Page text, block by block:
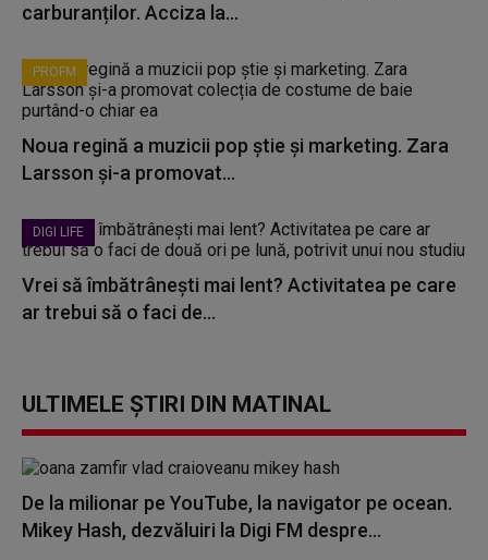
carburanților. Acciza la...
PROFM
Noua regină a muzicii pop știe și marketing. Zara
Larsson și-a promovat...
DIGI LIFE
Vrei să îmbătrânești mai lent? Activitatea pe care
ar trebui să o faci de...
ULTIMELE ȘTIRI DIN MATINAL
De la milionar pe YouTube, la navigator pe ocean.
Mikey Hash, dezvăluiri la Digi FM despre...